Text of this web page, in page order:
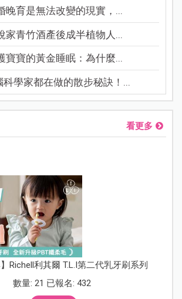
晚育是無法改變的現實，...
家青竹酒產後成半植物人...
寶寶的黃金睡眠：為什麼...
科學家都在做的散步秘訣！...
看更多
】Richell利其爾 T.L.I第二代乳牙刷系列
數量: 21 已報名: 432